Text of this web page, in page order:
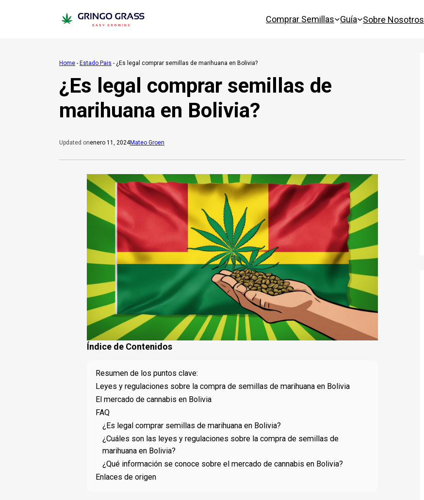
Comprar Semillas Guía Sobre Nosotros
Home - Estado Pais - ¿Es legal comprar semillas de marihuana en Bolivia?
¿Es legal comprar semillas de
marihuana en Bolivia?
Updated onenero 11, 2024Mateo Groen
Índice de Contenidos
Resumen de los puntos clave:
Leyes y regulaciones sobre la compra de semillas de marihuana en Bolivia
El mercado de cannabis en Bolivia
FAQ
¿Es legal comprar semillas de marihuana en Bolivia?
¿Cuáles son las leyes y regulaciones sobre la compra de semillas de
marihuana en Bolivia?
¿Qué información se conoce sobre el mercado de cannabis en Bolivia?
Enlaces de origen